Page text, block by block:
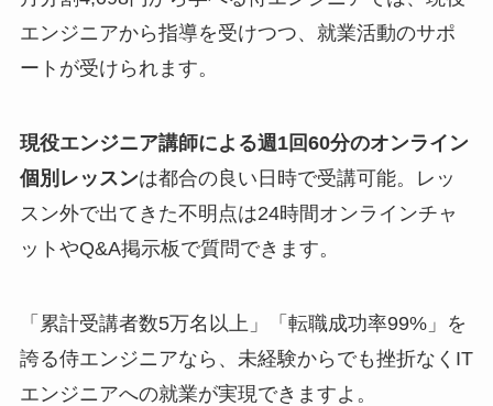
エンジニアから指導を受けつつ、就業活動のサポ
ートが受けられます。
現役エンジニア講師による週1回60分のオンライン
個別レッスンは都合の良い日時で受講可能。レッ
スン外で出てきた不明点は24時間オンラインチャ
ットやQ&A掲示板で質問できます。
「累計受講者数5万名以上」「転職成功率99%」を
誇る侍エンジニアなら、未経験からでも挫折なくIT
エンジニアへの就業が実現できますよ。